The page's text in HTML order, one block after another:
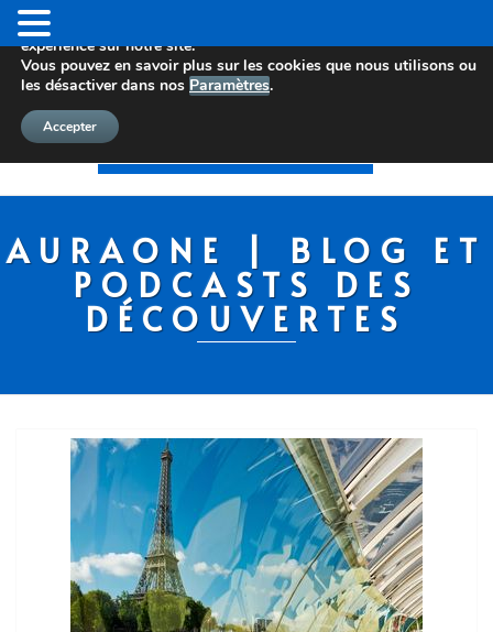
AURAONE | BLOG ET
PODCASTS DES
DÉCOUVERTES
Nous utilisons des cookies pour vous offrir la meilleure
expérience sur notre site.
Vous pouvez en savoir plus sur les cookies que nous utilisons ou
les désactiver dans nos Paramètres.
Accepter